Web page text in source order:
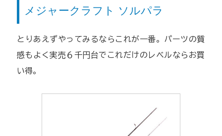
メジャークラフト ソルパラ
とりあえずやってみるならこれが一番。パーツの質
感もよく実売６千円台でこれだけのレベルならお買
い得。